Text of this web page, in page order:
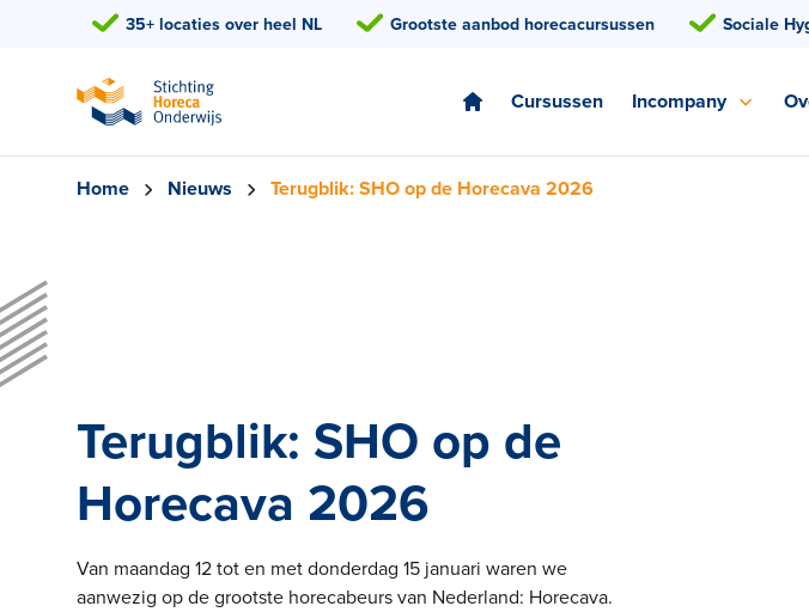
35+ locaties over heel NL Grootste aanbod horecacursussen Sociale
Cursussen Incompany
Home Nieuws Terugblik: SHO op de Horecava 2026
Terugblik: SHO op de
Horecava 2026
Van maandag 12 tot en met donderdag 15 januari waren we
aanwezig op de grootste horecabeurs van Nederland: Horecava.